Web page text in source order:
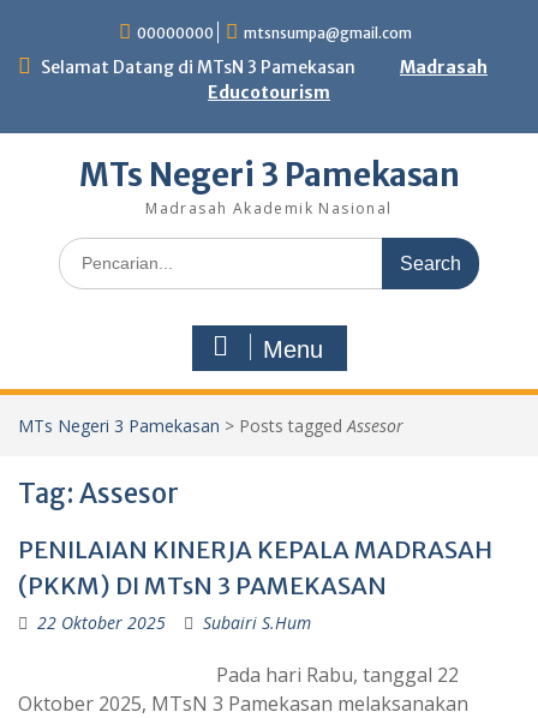
content
00000000 mtsnsumpa@gmail.com
Selamat Datang di MTsN 3 Pamekasan
Madrasah
Educotourism
MTs Negeri 3 Pamekasan
Madrasah Akademik Nasional
Search
for:
Menu
MTs Negeri 3 Pamekasan > Posts taggedAssesor
Tag: Assesor
PENILAIAN KINERJA KEPALA MADRASAH
(PKKM) DI MTsN 3 PAMEKASAN
22 Oktober 2025 Subairi S.Hum
Pada hari Rabu, tanggal 22
Oktober 2025, MTsN 3 Pamekasan melaksanakan